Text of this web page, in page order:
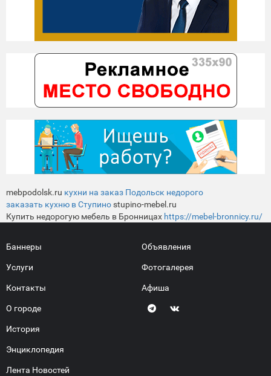
mebpodolsk.ru кухни на заказ Подольск недорого
заказать кухню в Ступиноstupino-mebel.ru
Купить недорогую мебель в Бронницах https://mebel-bronnicy.ru/
Баннеры
Услуги
Контакты
О городе
История
Энциклопедия
Лента Новостей
Объявления
Фотогалерея
Афиша